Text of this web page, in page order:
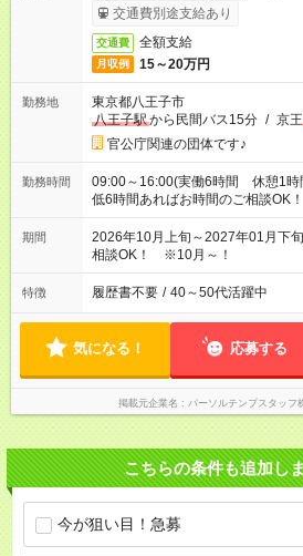
交通費別途支給あり
交通費 全額支給
月収例 15～20万円
勤務地
東京都八王子市
八王子駅から民間バス15分 / 京王
官公庁関連の団体です♪
勤務時間
09:00～16:00(実働6時間 休憩1
低6時間あればお時間のご相談OK！
期間
2026年10月上旬～2027年01月下
相談OK！ ※10月～！
特徴 履歴書不要 / 40～50代活躍中
気になる！ 応募する
掲載元企業名 パーソルテンプスタッ
こちらの条件も追加し
今が狙い目！急募